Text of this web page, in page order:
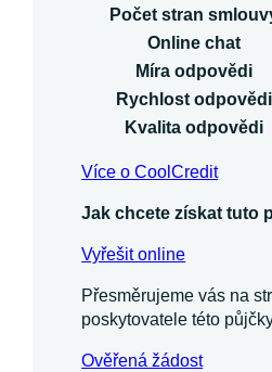
Počet stran
Online chat
Míra odpovědi
Rychlost odpovědi
Kvalita odpovědi
Více o CoolCredit
Jak chcete získat tuto
Vyřešit online
Přesměrujeme vás na
poskytovatele této
Ověřená žádost